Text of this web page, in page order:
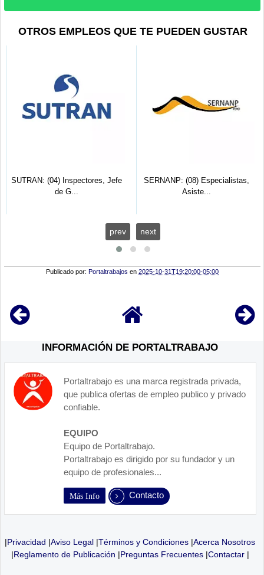
OTROS EMPLEOS QUE TE PUEDEN GUSTAR
SUTRAN: (04) Inspectores, Jefe
de G...
SERNANP: (08) Especialistas,
Asiste...
prev next
Publicado por:Portaltrabajos en2025-10-31T19:20:00-05:00
INFORMACIÓN DE PORTALTRABAJO
Portaltrabajo es una marca registrada privada,
que publica ofertas de empleo publico y privado
confiable.
EQUIPO
Equipo de Portaltrabajo.
Portaltrabajo es dirigido por su fundador y un
equipo de profesionales...
Más Info Contacto
|Privacidad |Aviso Legal |Términos y Condiciones |Acerca Nosotros
|Reglamento de Publicación |Preguntas Frecuentes|Contactar|